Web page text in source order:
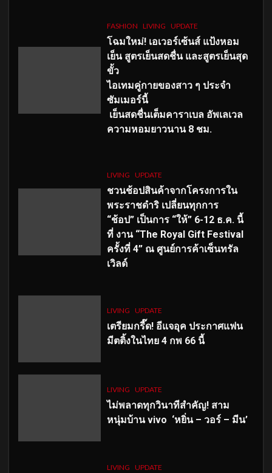
FASHION LIVING UPDATE
โฉมใหม่! เอเวอร์เซ้นส์ แป้งหอม
เย็น สูตรเย็นสดชื่น และสูตรเย็นสุด
ขั้ว
ไอเทมคู่กายของสาว ๆ ประจำ
ซัมเมอร์นี้
เย็นสดชื่นเต็มคาราเบล อัพเลเวล
ความหอมยาวนาน 8 ชม.
LIVING UPDATE
ชวนช้อปสินค้าจากโครงการใน
พระราชดำริ เปลี่ยนทุกการ
“ช้อป” เป็นการ “ให้” 6-12 ธ.ค. นี้
ที่ งาน “The Royal Gift Festival
ครั้งที่ 4” ณ ศูนย์การค้าเซ็นทรัล
เวิลด์
LIVING UPDATE
เตรียมกรี๊ด! อีแจอุค ประกาศแฟน
มีตติ้งในไทย 4 กพ 66 นี้
LIVING UPDATE
ไม่พลาดทุกวินาทีสำคัญ! สาม
หนุ่มบ้าน vivo ‘หยิ่น – วอร์ – มีน’
LIVING UPDATE